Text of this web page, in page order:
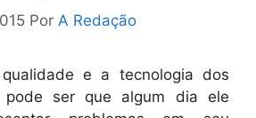
Por A Redação
e a tecnologia dos
pode ser que algum dia ele